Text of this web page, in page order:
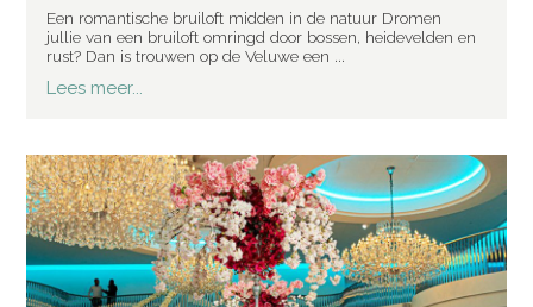
Een romantische bruiloft midden in de natuur Dromen
jullie van een bruiloft omringd door bossen, heidevelden en
rust? Dan is trouwen op de Veluwe een ...
Lees meer...